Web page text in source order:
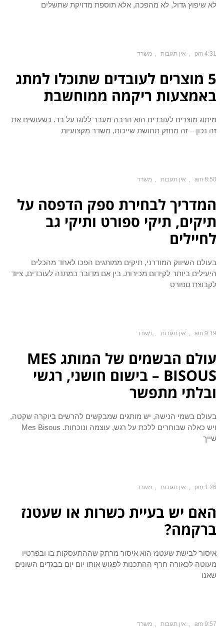
לא שיפוץ גדול, לא מהפכה, אלא תוספת מדויקת שתשלים
4:31 pm אין תגובות משרד
5 מוצרים לעובדים שתוכלו למתג
באמצעות ריקמה ממוחשבת
מיתוג מוצרים לעובדים הוא הרבה מעבר ללוגו על בד. כשעושים את
זה נכון – זה מחזק תחושת שייכות, משדר מקצועיות
8:50 am אין תגובות משרד
המדריך לבחירת ספק הדפסה על
תיקים, תיקי ספורט ותיקי גב
לחיילים
בעולם השיווק המודרני, תיקים ממותגים הפכו לאחד מהכלים
היעילים ביותר לקידום מכירות. בין אם מדובר במתנה לעובדים, ציוד
לקבוצת ספורט
9:19 am אין תגובות משרד
עולם הבשמים של המותג MES
BISOUS – בישום חושני, רגשי
ובלתי מתפשר
בעולם בשמי הנישה, יש מותגים שמבקשים להרשים ביוקרה שקטה,
ויש כאלה שבוחרים ללכת על רגש, עוצמה ונוכחות. Mes Bisous
שייך
1:26 pm אין תגובות משרד
האם יש בעיית כשרות או שעטנז
ברקמה?
איסור לבישת שעטנז הוא איסור מרתק שההתעסקות בו ובפרטיו
מעוטה לכאורה חרף ההתכנות לפגוש אותו יום יום בבגדים השונים
שאנו
9:57 am אין תגובות משרד